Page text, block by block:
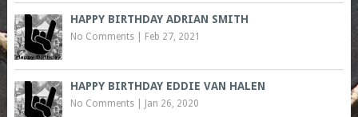
HAPPY BIRTHDAY ADRIAN SMITH
No Comments| Feb 27, 2021
HAPPY BIRTHDAY EDDIE VAN HALEN
No Comments| Jan 26, 2020